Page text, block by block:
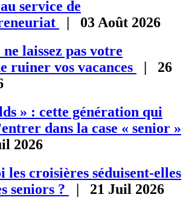
service de
| 03 Août 2026
laissez pas votre
ruiner vos vacances
| 26
» : cette génération qui
dans la case « senior »
2026
les croisières séduisent-elles
seniors ?
| 21 Juil 2026